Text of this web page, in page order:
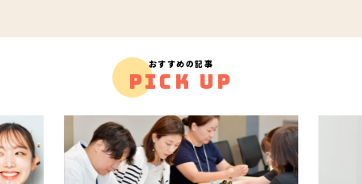
おすすめの記事
PICK UP